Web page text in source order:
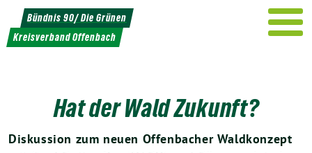
Weiter
zum
Inhalt
Bündnis 90/ Die Grünen
Kreisverband Offenbach
Hat der Wald Zukunft?
Diskussion zum neuen Offenbacher Waldkonzept